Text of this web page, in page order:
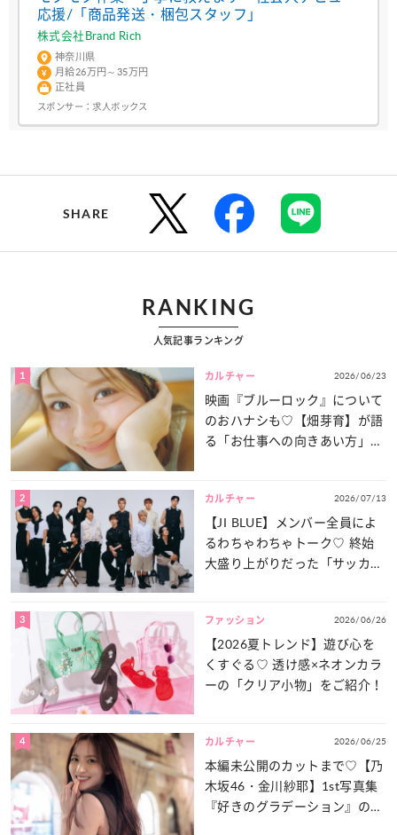
応援/「商品発送・梱包スタッフ」
株式会社Brand Rich
神奈川県
月給26万円～35万円
正社員
スポンサー：求人ボックス
SHARE
RANKING
人気記事ランキング
1 カルチャー 2026/06/23
映画『ブルーロック』について
のおハナシも♡【畑芽育】が語
る「お仕事への向きあい方」と
2 カルチャー 2026/07/13
【JI BLUE】メンバー全員によ
るわちゃわちゃトーク♡ 終始
大盛り上がりだった「サッカー
3 ファッション 2026/06/26
【2026夏トレンド】遊び心を
くすぐる♡ 透け感×ネオンカラ
ーの「クリア小物」をご紹介！
4 カルチャー 2026/06/25
本編未公開のカットまで♡【乃
木坂46・金川紗耶】1st写真集
『好きのグラデーション』の魅